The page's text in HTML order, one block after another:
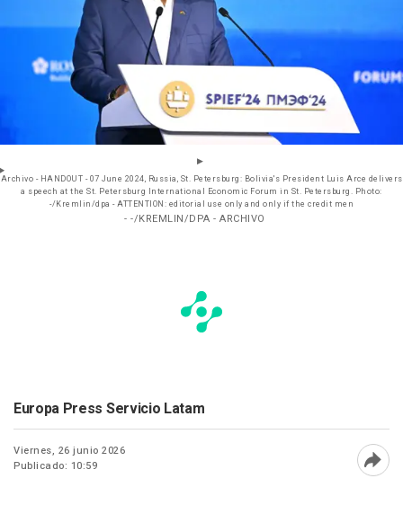
Archivo - HANDOUT - 07 June 2024, Russia, St. Petersburg: Bolivia's President Luis Arce delivers
a speech at the St. Petersburg International Economic Forum in St. Petersburg. Photo:
-/Kremlin/dpa - ATTENTION: editorial use only and only if the credit men
- -/KREMLIN/DPA - ARCHIVO
Europa Press Servicio Latam
Viernes, 26 junio 2026
Publicado: 10:59